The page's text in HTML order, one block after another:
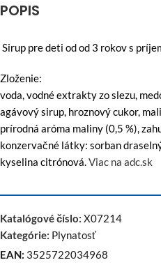
POPIS
Sirup pre deti od od 3 rokov s
Zloženie:
voda, vodné extrakty zo slezu,
agávový sirup, hroznový cukor,
prírodná aróma maliny (0,5 %),
konzervačné látky: sorban
kyselina citrónová.Viac na adc.sk
Katalógové číslo: X07214
Kategórie: Plynatosť
EAN: 3525722034968